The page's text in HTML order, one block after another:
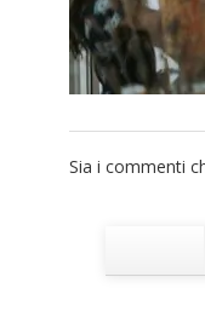
Sia i commenti